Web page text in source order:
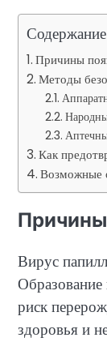
Содержание
Причины
Методы
Как
Возможные
Вирус
Образование
риск
здоровья и